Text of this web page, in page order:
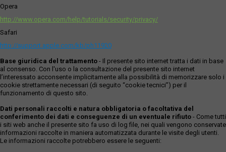
Opera
http://www.opera.com/help/tutorials/security/privacy/
Safari
http://support.apple.com/kb/ph11920
Base giuridica del trattamento - Il presente sito internet tratta i dati in base
al consenso. Con l'uso o la consultazione del presente sito internet
l’interessato acconsente implicitamente alla possibilità di memorizzare solo i
cookie strettamente necessari (di seguito “cookie tecnici”) per il
funzionamento di questo sito.
Dati personali raccolti e natura obbligatoria o facoltativa del
conferimento dei dati e conseguenze di un eventuale rifiuto - Come tutti
i siti web anche il presente sito fa uso di log file, nei quali vengono conservate
informazioni raccolte in maniera automatizzata durante le visite degli utenti.
Le informazioni raccolte potrebbero essere le seguenti: